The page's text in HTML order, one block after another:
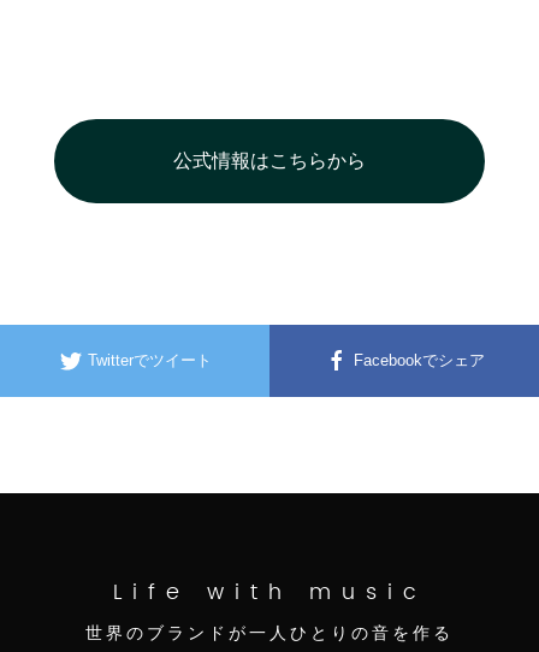
公式情報はこちらから
Twitterでツイート Facebookでシェア
Life with music
世界のブランドが一人ひとりの音を作る